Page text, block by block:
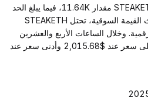
ويبلغ المعروض المتداول من STEAKETH مقدار 11.64K، فيما يبلغ الحد
الأقصى للمعروض --. ومن حيث القيمة السوقية، تحتل STEAKETH
وخلال الساعات الأربع والعشرين
الماضية، سجل STEAKETH أعلى سعر عند $2,015.68 وأدنى سعر عند